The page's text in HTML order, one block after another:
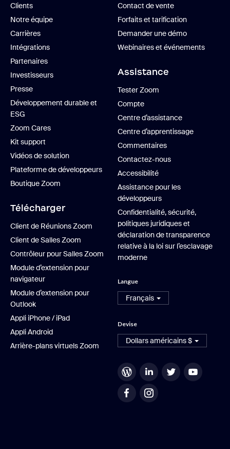
Clients
Notre équipe
Carrières
Intégrations
Partenaires
Investisseurs
Presse
Développement durable et
ESG
Zoom Cares
Kit support
Vidéos de solution
Plateforme de développeurs
Boutique Zoom
Télécharger
Client de Réunions Zoom
Client de Salles Zoom
Contrôleur pour Salles Zoom
Module d’extension pour
navigateur
Module d’extension pour
Outlook
Appli iPhone / iPad
Appli Android
Arrière-plans virtuels Zoom
Contact de vente
Forfaits et tarification
Demander une démo
Webinaires et événements
Assistance
Tester Zoom
Compte
Centre d’assistance
Centre d’apprentissage
Commentaires
Contactez-nous
Accessibilité
Assistance pour les
développeurs
Confidentialité, sécurité,
politiques juridiques et
déclaration de transparence
relative à la loi sur l’esclavage
moderne
Langue
Français
Devise
Dollars américains $